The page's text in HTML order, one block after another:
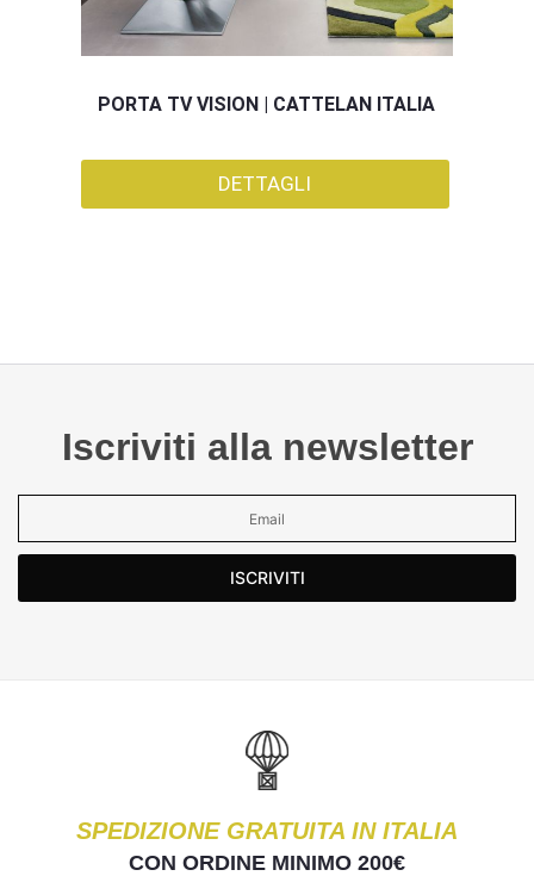
PORTA TV VISION | CATTELAN ITALIA
DETTAGLI
Iscriviti alla newsletter
ISCRIVITI
SPEDIZIONE GRATUITA IN ITALIA
CON ORDINE MINIMO 200€